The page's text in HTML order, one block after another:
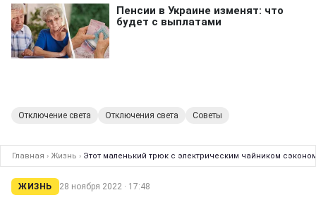
Отключение света Отключения света Советы
Главная › Жизнь › Этот маленький трюк с электрическим чайником
ЖИЗНЬ 28 ноября 2022 · 17:48